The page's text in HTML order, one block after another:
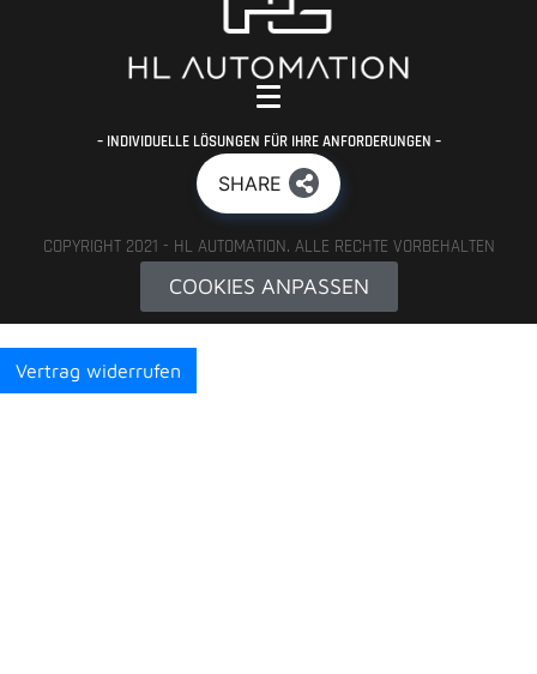
– INDIVIDUELLE LÖSUNGEN FÜR IHRE ANFORDERUNGEN –
SHARE
COPYRIGHT 2021 - HL AUTOMATION. ALLE RECHTE VORBEHALTEN
COOKIES ANPASSEN
Vertrag widerrufen